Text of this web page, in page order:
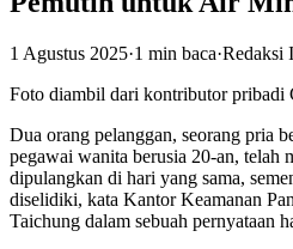
1 Agustus 2025·1 min baca·Redaksi
Foto diambil dari kontributor pribadi
Dua orang pelanggan, seorang pria
pegawai wanita berusia 20-an, telah
dipulangkan di hari yang sama,
diselidiki, kata Kantor Keamanan
Taichung dalam sebuah pernyataan